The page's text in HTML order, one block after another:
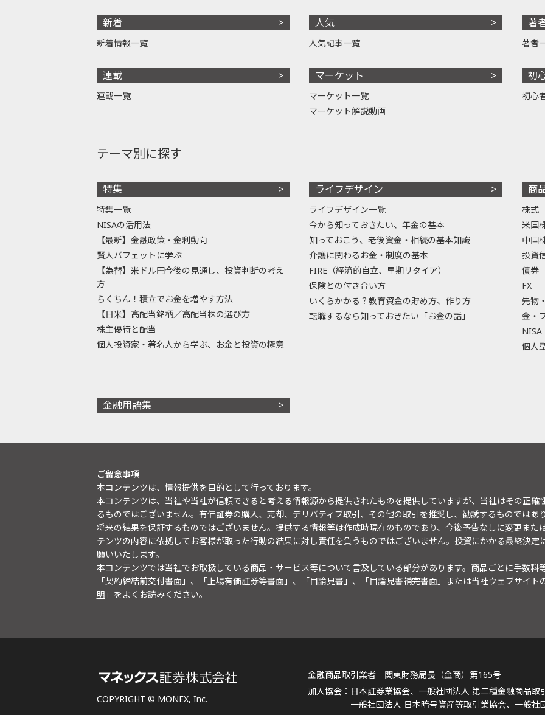
新着
新着情報一覧
連載
連載一覧
人気
人気記事一覧
マーケット
マーケット一覧
マーケット解説動画
著
著者
初
初心
テーマ別に探す
特集
特集一覧
NISAの活用法
【最新】金融政策・金利動向
賢人バフェットに学ぶ
【為替】米ドル円今後の見通し、投資判断の考え
方
らくちん！積立でお金を増やす方法
【日米】高配当銘柄／高配当株の選び方
株主優待と配当
個人投資家・著名人から学ぶ、お金と投資の極意
ライフデザイン
ライフデザイン一覧
今から知っておきたい、年金の基本
知っておこう、老後資金・相続の基本知識
介護に関わるお金・制度の基本
FIRE（経済的自立、早期リタイア）
保険との付き合い方
いくらかかる？教育資金の貯め方、作り方
転職するなら知っておきたい「お金の話」
商
株式
米国
中国
投資
債券
FX
先物
金・
NISA
個人
金融用語集
ご留意事項
本コンテンツは、情報提供を目的として行っております。
本コンテンツは、当社や当社が信頼できると考える情報源から提供されたものを提供していますが、当社はその正
るものではございません。有価証券の購入、売却、デリバティブ取引、その他の取引を推奨し、勧誘するものではあ
将来の結果を保証するものではございません。提供する情報等は作成時現在のものであり、今後予告なしに変更また
テンツの内容に依拠してお客様が取った行動の結果に対し責任を負うものではございません。投資にかかる最終決
願いいたします。
本コンテンツでは当社でお取扱している商品・サービス等について言及している部分があります。商品ごとに手数料
「契約締結前交付書面」、「上場有価証券等書面」、「目論見書」、「目論見書補完書面」または当社ウェブサイト
明 」をよくお読みください。
COPYRIGHT © MONEX, Inc.
金融商品取引業者 関東財務局長（金商）第165号
日本証券業協会、一般社団法人 第二種金融商品取
一般社団法人 日本暗号資産等取引業協会、一般社